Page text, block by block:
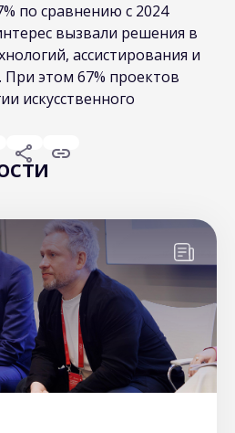
по сравнению с 2024
вызвали решения в
ассистирования и
этом 67% проектов
искусственного